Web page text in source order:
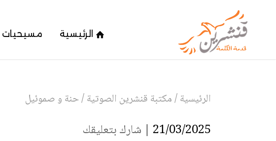
الرئيسية مسيحيات
الرئيسية/مكتبة قنشرين الصوتية/حنة و صموئيل
21/03/2025 | شارك بتعليقك